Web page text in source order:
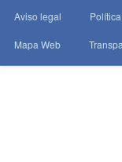
Aviso legal
Mapa Web